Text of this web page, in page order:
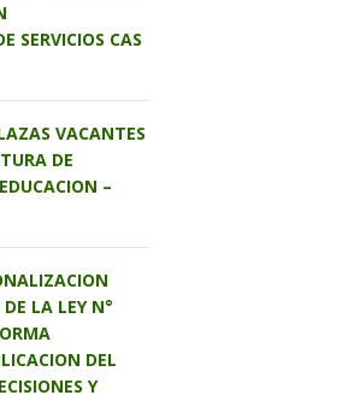
SERVICIOS CAS
VACANTES
DE
–
LA LEY N°
DEL
Y